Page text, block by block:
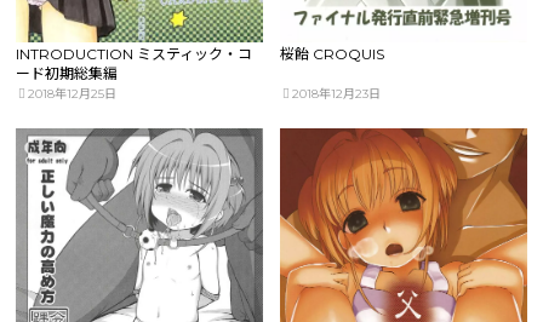
INTRODUCTION ミスティック・コ
ード初期総集編
2018年12月25日
桜飴 CROQUIS
2018年12月23日